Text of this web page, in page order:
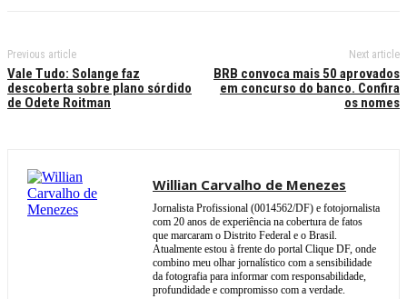
Previous article
Vale Tudo: Solange faz
descoberta sobre plano sórdido
de Odete Roitman
Next article
BRB convoca mais 50 aprovados
em concurso do banco. Confira
os nomes
Willian Carvalho de Menezes
Jornalista Profissional (0014562/DF) e fotojornalista
com 20 anos de experiência na cobertura de fatos
que marcaram o Distrito Federal e o Brasil.
Atualmente estou à frente do portal Clique DF, onde
combino meu olhar jornalístico com a sensibilidade
da fotografia para informar com responsabilidade,
profundidade e compromisso com a verdade.